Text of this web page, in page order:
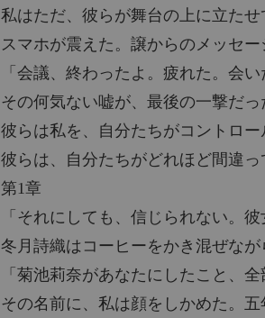
「会議、終わったよ。疲れた。会いたい
その何気ない嘘が、最後の一撃だった。
彼らは私を、自分たちがコントロール
私はただ、彼らが舞台の上に立たせ
スマホが震えた。譲からのメッセ
「会議、終わったよ。疲れた。会い
その何気ない嘘が、最後の一撃だっ
彼らは私を、自分たちがコントロ
彼らは、自分たちがどれほど間違っ
第1章
「それにしても、信じられない。
冬月詩織はコーヒーをかき混ぜなが
「菊池莉奈があなたにしたこと、
その名前に、私は顔をしかめた。